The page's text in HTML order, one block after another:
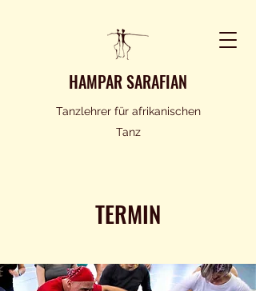
HAMPAR SARAFIAN
Tanzlehrer für afrikanischen
Tanz
TERMIN